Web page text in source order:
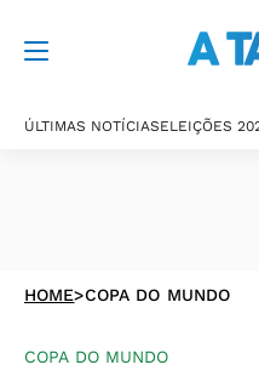
ÚLTIMAS NOTÍCIASELEIÇÕES
HOME>COPA DO MUNDO
COPA DO MUNDO